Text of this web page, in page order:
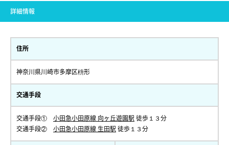
詳細情報
住所
神奈川県川崎市多摩区枡形
交通手段
交通手段① 小田急小田原線 向ヶ丘遊園駅 徒歩１３分
交通手段② 小田急小田原線 生田駅 徒歩１３分